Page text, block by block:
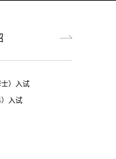
专业研究设施、参与学术研
）入试
入试